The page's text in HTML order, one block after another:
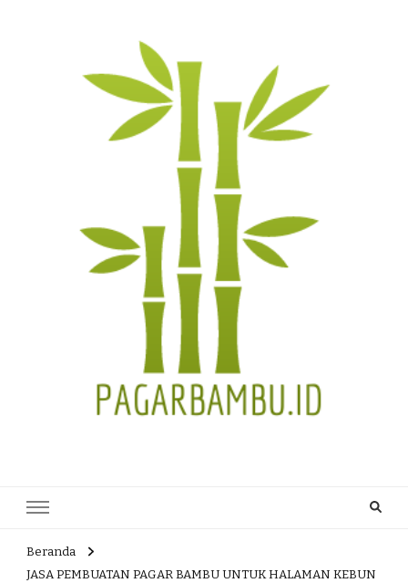
PAGAR BAMBU WULUNG
ATAU BAMBU HITAM
Beranda
JASA PEMBUATAN PAGAR BAMBU UNTUK HALAMAN KEBUN